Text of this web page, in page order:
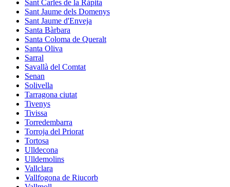
Sant Carles de la Ràpita
Sant Jaume dels Domenys
Sant Jaume d'Enveja
Santa Bàrbara
Santa Coloma de Queralt
Santa Oliva
Sarral
Savallà del Comtat
Senan
Solivella
Tarragona ciutat
Tivenys
Tivissa
Torredembarra
Torroja del Priorat
Tortosa
Ulldecona
Ulldemolins
Vallclara
Vallfogona de Riucorb